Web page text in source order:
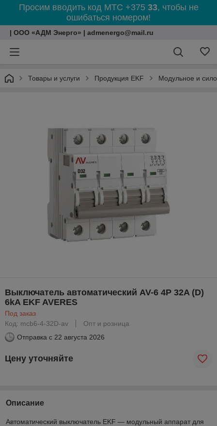
Просим вводить код МТС +375 33, чтобы не
ошибаться номером!
| ООО «АДМ Энерго» | admenergo@mail.ru
Товары и услуги Продукция EKF Модульное и
Выключатель автоматический AV-6 4P 32A (D)
6kA EKF AVERES
Под заказ
Код: mcb6-4-32D-av
Опт и розница
Отправка с 22 августа 2026
Цену уточняйте
Описание
Автоматический выключатель EKF — модульный аппарат для